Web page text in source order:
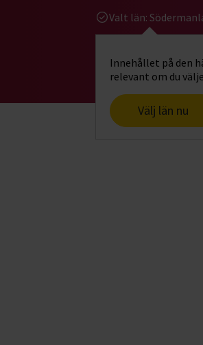
Valt län:
Innehållet på den
relevant om du
Välj län nu
Gå till